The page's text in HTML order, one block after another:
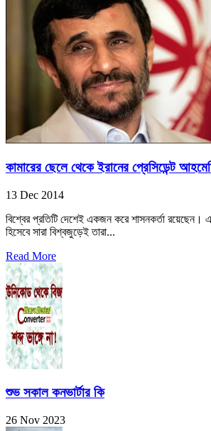
কামারের ছেলে থেকে ইরানের প্রেসিডেন্ট
13 Dec 2014
বিশ্বের প্রতিটি দেশেই একজন করে শাসনকর্তা রয়েছেন।
হিসেবে সারা বিশ্বজুড়েই তারা...
Read More
শুভ সকাল কনভার্টার কি
26 Nov 2023